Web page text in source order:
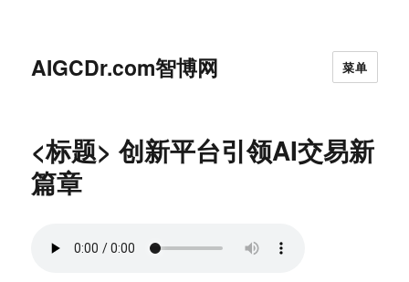
AIGCDr.com智博网 菜单
<标题> 创新平台引领AI交易新
篇章